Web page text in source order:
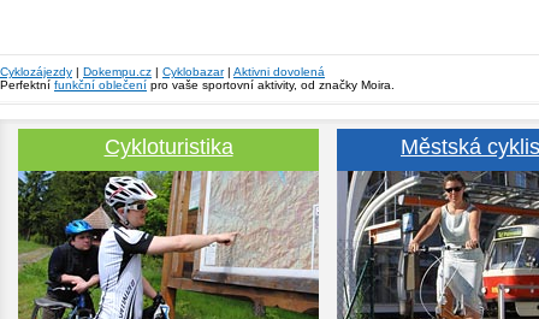
Cyklozájezdy | Dokempu.cz | Cyklobazar| Aktivni dovolená
Perfektní funkční oblečení pro vaše sportovní aktivity, od značky Moira.
Cykloturistika Městská